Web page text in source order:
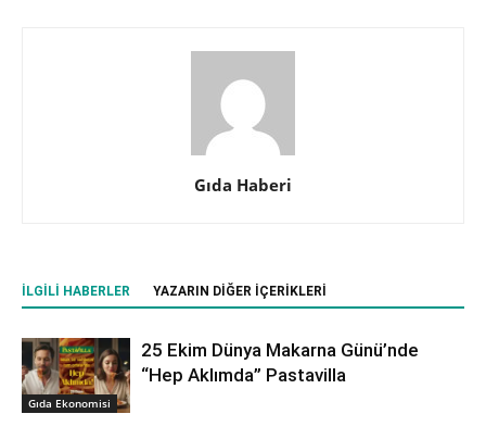
Gıda Haberi
İLGILI HABERLER YAZARIN DIĞER İÇERIKLERI
Gıda Ekonomisi
25 Ekim Dünya Makarna Günü’nde
“Hep Aklımda” Pastavilla